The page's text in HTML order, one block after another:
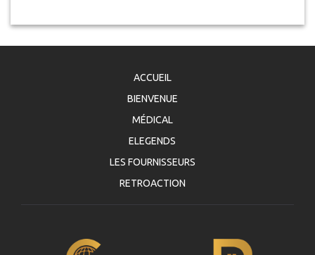
ACCUEIL
BIENVENUE
MÉDICAL
ELEGENDS
LES FOURNISSEURS
RETROACTION